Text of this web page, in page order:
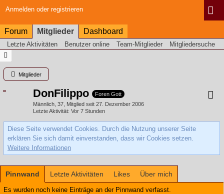
Anmelden oder registrieren
Forum Mitglieder Dashboard
Letzte Aktivitäten Benutzer online Team-Mitglieder Mitgliedersuche
Mitglieder
DonFilippo
Foren Gott
Männlich 37 Mitglied seit 27. Dezember 2006
Letzte Aktivität Vor 7 Stunden
Diese Seite verwendet Cookies. Durch die Nutzung unserer Seite
erklären Sie sich damit einverstanden, dass wir Cookies setzen.
Weitere Informationen
Pinnwand Letzte Aktivitäten Likes Über mich
Es wurden noch keine Einträge an der Pinnwand verfasst.